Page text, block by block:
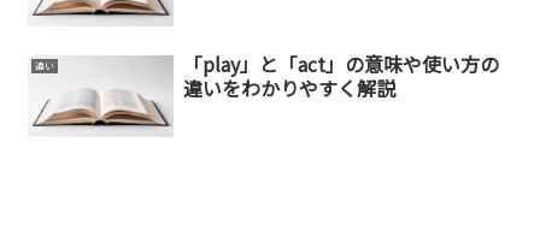
違い
「play」と「act」の意味や使い方の
違いをわかりやすく解説